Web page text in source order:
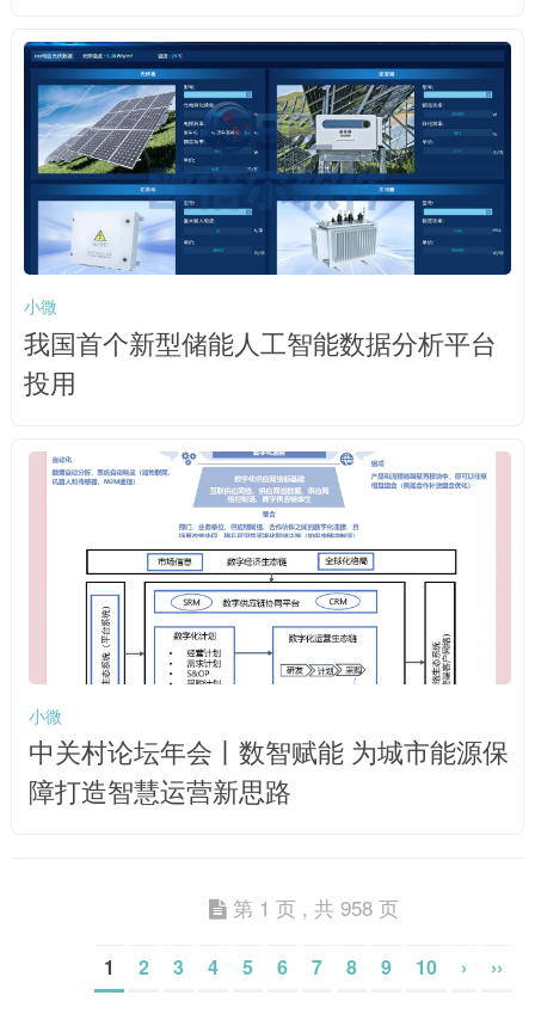
小微
我国首个新型储能人工智能数据分析平台
投用
小微
中关村论坛年会丨数智赋能 为城市能源保
障打造智慧运营新思路
第 1 页 , 共 958 页
1 2 3 4 5 6 7 8 9 10 › ››